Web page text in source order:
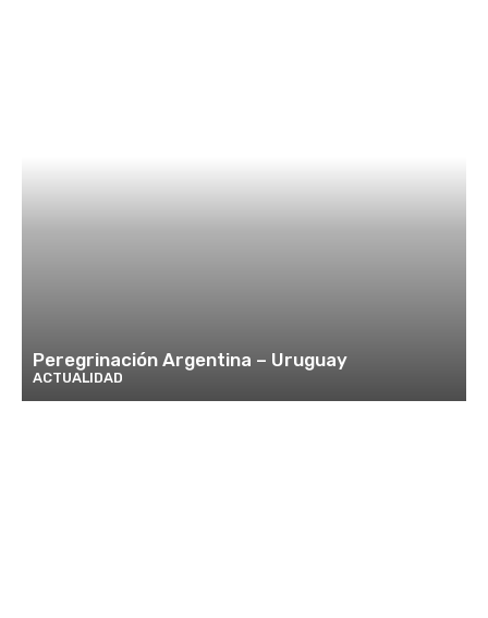
Peregrinación Argentina – Uruguay
ACTUALIDAD